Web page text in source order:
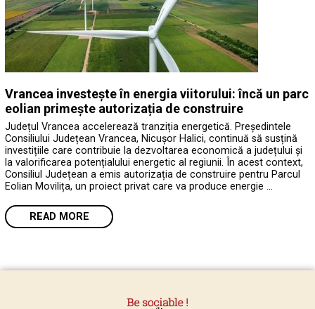
Vrancea investește în energia viitorului: încă un parc
eolian primește autorizația de construire
Județul Vrancea accelerează tranziția energetică. Președintele
Consiliului Județean Vrancea, Nicușor Halici, continuă să susțină
investițiile care contribuie la dezvoltarea economică a județului și
la valorificarea potențialului energetic al regiunii. În acest context,
Consiliul Județean a emis autorizația de construire pentru Parcul
Eolian Movilița, un proiect privat care va produce energie …
READ MORE